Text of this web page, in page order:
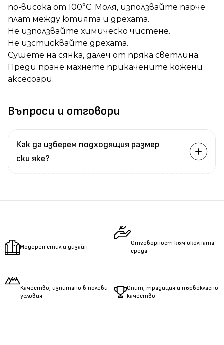
по-висока от 100°C. Моля, използвайте парче
плат между ютията и дрехата.
Не използвайте химическо чистене.
Не изстисквайте дрехата.
Сушете на сянка, далеч от пряка светлина.
Преди пране махнете прикачените кожени
аксесоари.
Въпроси и отговори
Как да изберем подходящия размер
ски яке?
Измеретеобиколкатана талията.
Модерен стил и дизайн
Отговорност към околната
среда
Качество, изпитано в полеви
условия
Опит, традиция и първокласно
качество